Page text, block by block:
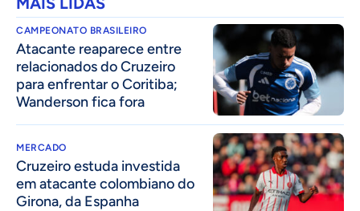
CAMPEONATO BRASILEIRO
Atacante reaparece entre
relacionados do Cruzeiro
para enfrentar o Coritiba;
Wanderson fica fora
MERCADO
Cruzeiro estuda investida
em atacante colombiano do
Girona, da Espanha